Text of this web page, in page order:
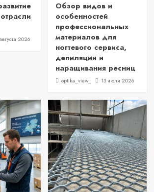
2026
Обзор видов и
особенностей
профессиональных
материалов для
ногтевого сервиса,
депиляции и
наращивания ресниц
optika_view_ 13 июля 2026